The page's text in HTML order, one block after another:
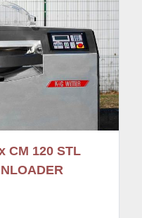
CM 120 STL